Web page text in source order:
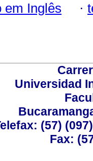
em Inglês ·
Universidad
(57)
Fax: